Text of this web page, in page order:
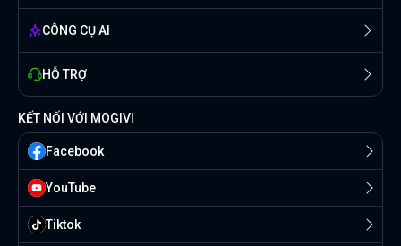
CÔNG CỤ AI
HỖ TRỢ
KẾT NỐI VỚI MOGIVI
Facebook
YouTube
Tiktok